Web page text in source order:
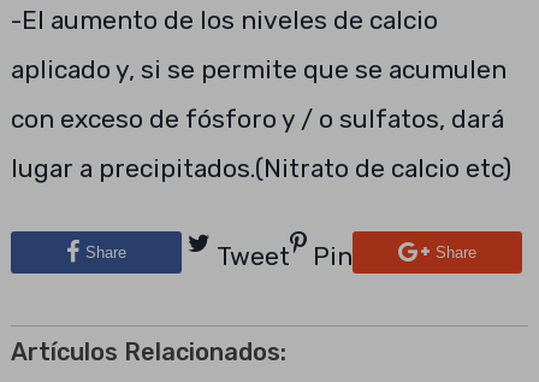
-El aumento de los niveles de calcio
aplicado y, si se permite que se acumulen
con exceso de fósforo y / o sulfatos, dará
lugar a precipitados.(Nitrato de calcio etc)
Share Tweet Pin Share
Artículos Relacionados: